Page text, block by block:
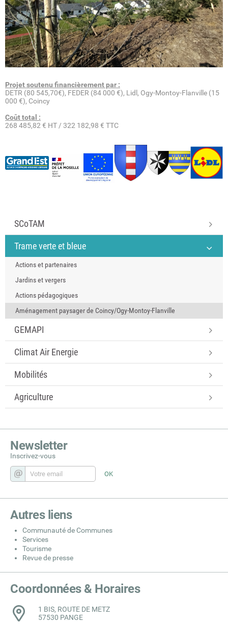
Projet soutenu financièrement par :
DETR (80 545,70€), FEDER (84 000 €), Lidl, Ogy-Montoy-Flanville (15
000 €), Coincy
Coût total :
268 485,82 € HT / 322 182,98 € TTC
SCoTAM
Trame verte et bleue
Actions et partenaires
Jardins et vergers
Actions pédagogiques
Aménagement paysager de Coincy/Ogy-Montoy-Flanville
GEMAPI
Climat Air Energie
Mobilités
Agriculture
Newsletter
Inscrivez-vous
Autres liens
Communauté de Communes
Services
Tourisme
Revue de presse
Coordonnées & Horaires
1 BIS, ROUTE DE METZ
57530 PANGE